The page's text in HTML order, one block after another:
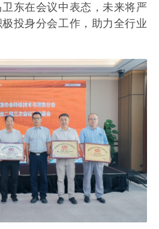
东在会议中表态，未来将严
投身分会工作，助力全行业